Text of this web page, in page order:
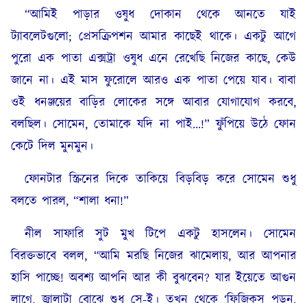
“আমিই পাড়ার ওষুধ দোকান থেকে আনতে যাই
ট্যাবলেটগুলো; প্রেসক্রিপশন আমার কাছেই থাকে। একটু আগে
পুরো এক পাতা এক্সট্রা ওষুধ এনে রেখেছি নিজের কাছে, কেউ
জানে না। এই মাস ফুরোলে আরও এক পাতা পেয়ে যাব। বাবা
ওই ধনঞ্জয়ের বাড়ির লোকের সঙ্গে আবার যোগাযোগ করবে,
বলছিল। সোমেন, তোমাকে যদি না পাই…!” ফুঁপিয়ে উঠে ফোন
কেটে দিল মুনমুন।
ফোনটার স্ক্রিনের দিকে তাকিয়ে বিড়বিড় করে সোমেন শুধু
বলতে পারল, “শালা ধনা!”
নীল সাফারি সুট মুখ টিপে একটু হাসলেন। সোমেন
বিরক্তভাবে বলল, “আমি মরছি নিজের ঝামেলায়, আর আপনার
হাসি পাচ্ছে! অবশ্য আপনি আর কী বুঝবেন? যার ইয়েতে আগুন